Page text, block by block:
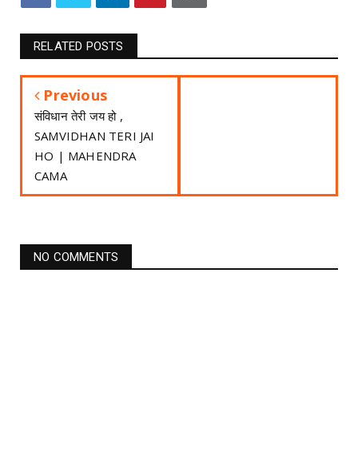
RELATED POSTS
Previous
संविधान तेरी जय हो ,
SAMVIDHAN TERI JAI
HO | MAHENDRA
CAMA
NO COMMENTS